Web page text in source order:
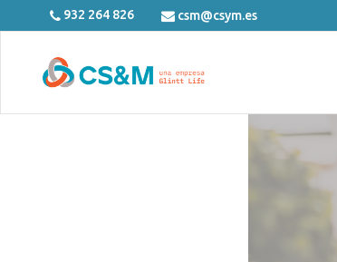
932 264 826 csm@csym.es